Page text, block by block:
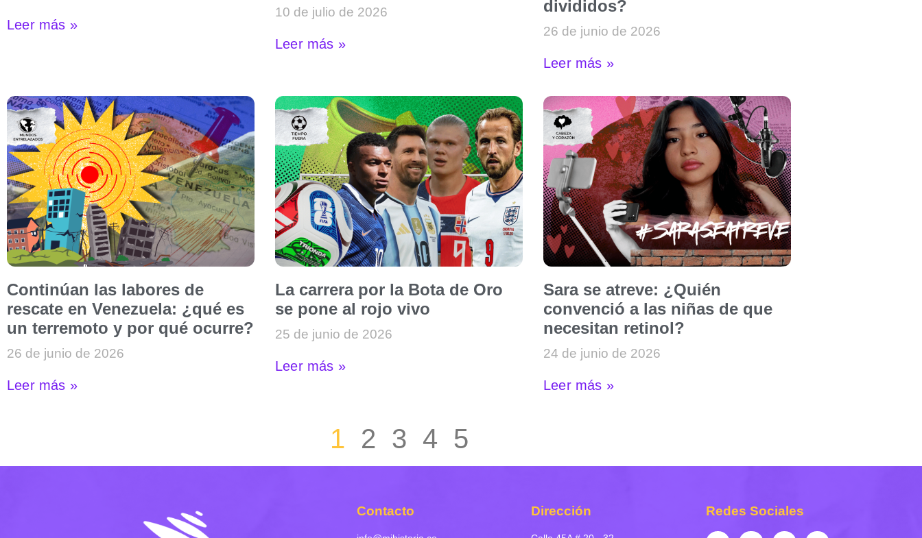
Leer más »
10 de julio de 2026
Leer más »
divididos?
26 de junio de 2026
Leer más »
Continúan las labores de
rescate en Venezuela: ¿qué es
un terremoto y por qué ocurre?
26 de junio de 2026
Leer más »
La carrera por la Bota de Oro
se pone al rojo vivo
25 de junio de 2026
Leer más »
Sara se atreve: ¿Quién
convenció a las niñas de que
necesitan retinol?
24 de junio de 2026
Leer más »
1 2 3 4 5
Contacto Dirección Redes Sociales